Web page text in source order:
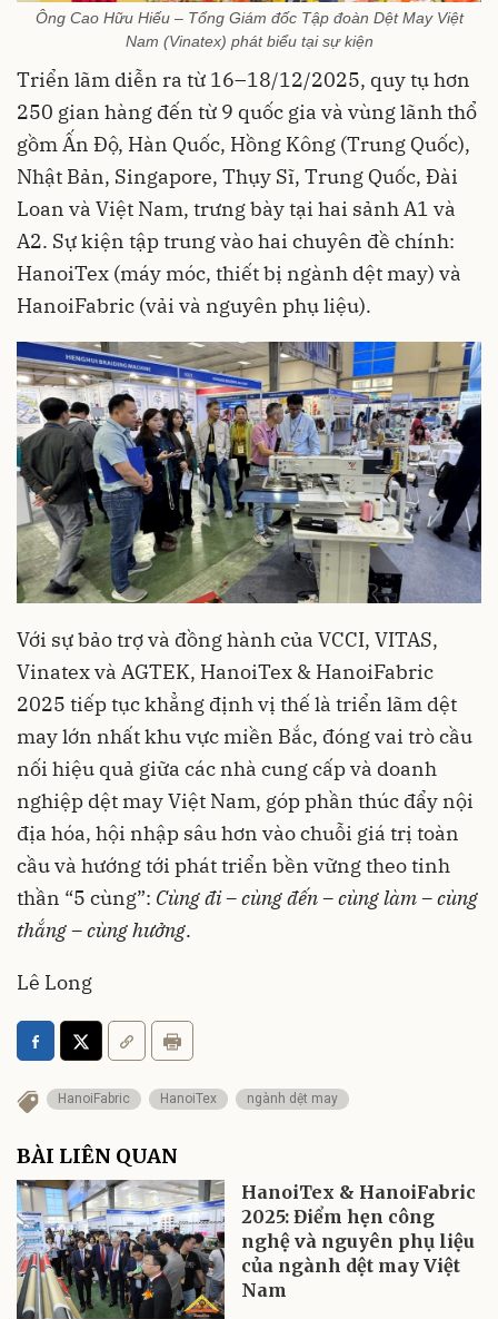
Ông Cao Hữu Hiếu – Tổng Giám đốc Tập đoàn Dệt May Việt
Nam (Vinatex) phát biểu tại sự kiện
Triển lãm diễn ra từ 16–18/12/2025, quy tụ hơn
250 gian hàng đến từ 9 quốc gia và vùng lãnh thổ
gồm Ấn Độ, Hàn Quốc, Hồng Kông (Trung Quốc),
Nhật Bản, Singapore, Thụy Sĩ, Trung Quốc, Đài
Loan và Việt Nam, trưng bày tại hai sảnh A1 và
A2. Sự kiện tập trung vào hai chuyên đề chính:
HanoiTex (máy móc, thiết bị ngành dệt may) và
HanoiFabric (vải và nguyên phụ liệu).
Với sự bảo trợ và đồng hành của VCCI, VITAS,
Vinatex và AGTEK, HanoiTex & HanoiFabric
2025 tiếp tục khẳng định vị thế là triển lãm dệt
may lớn nhất khu vực miền Bắc, đóng vai trò cầu
nối hiệu quả giữa các nhà cung cấp và doanh
nghiệp dệt may Việt Nam, góp phần thúc đẩy nội
địa hóa, hội nhập sâu hơn vào chuỗi giá trị toàn
cầu và hướng tới phát triển bền vững theo tinh
thần “5 cùng”: Cùng đi – cùng đến – cùng làm – cùng
thắng – cùng hưởng.
Lê Long
HanoiFabric HanoiTex ngành dệt may
BÀI LIÊN QUAN
HanoiTex & HanoiFabric
2025: Điểm hẹn công
nghệ và nguyên phụ liệu
của ngành dệt may Việt
Nam